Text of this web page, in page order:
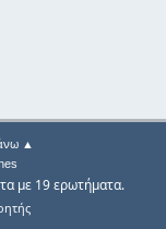
▲
με 19 ερωτήματα.